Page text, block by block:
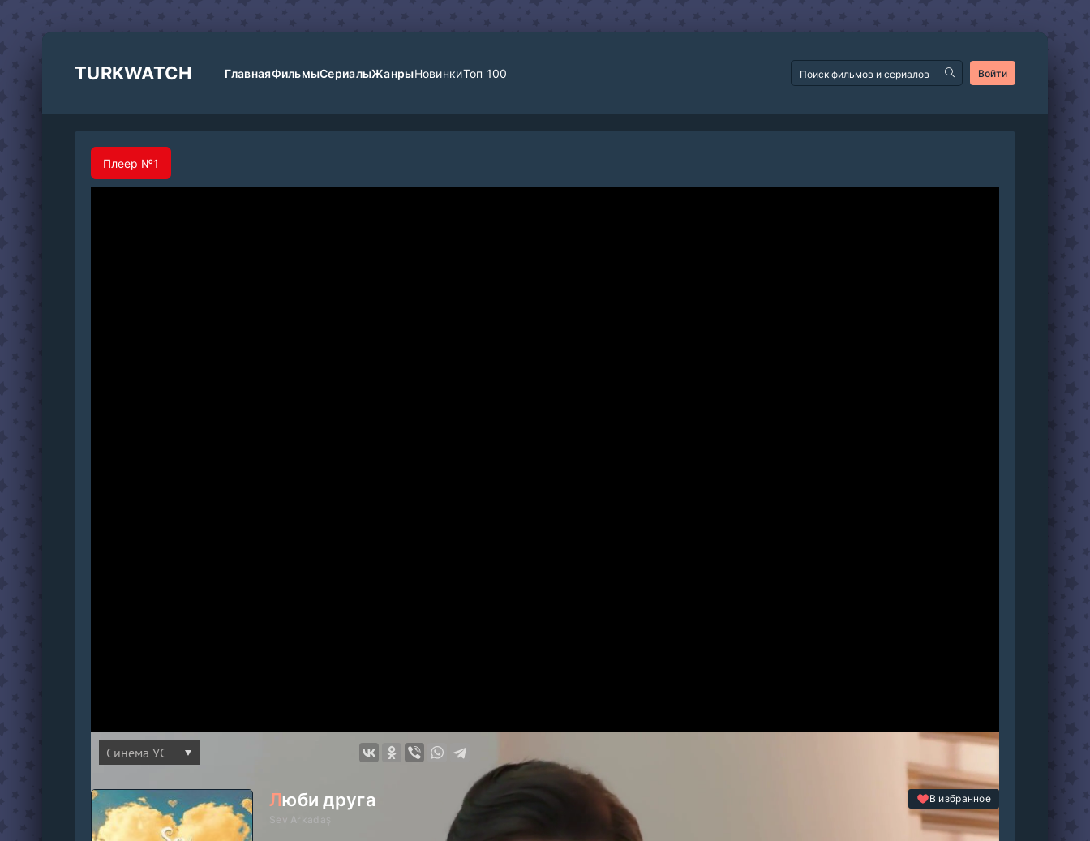
TURKWATCH ГлавнаяФильмыСериалыЖанрыНовинкиТоп 100 Войти
Плеер №1
Расскажи друзьям о своих впечатлениях:
Люби друга
Sev Arkadaş
В избранное